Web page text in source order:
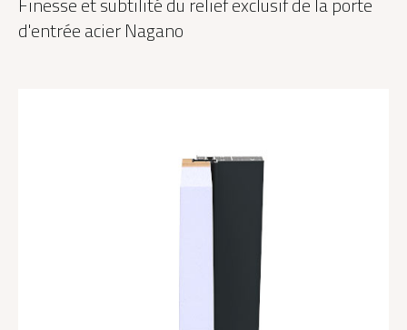
d'entrée acier Nagano